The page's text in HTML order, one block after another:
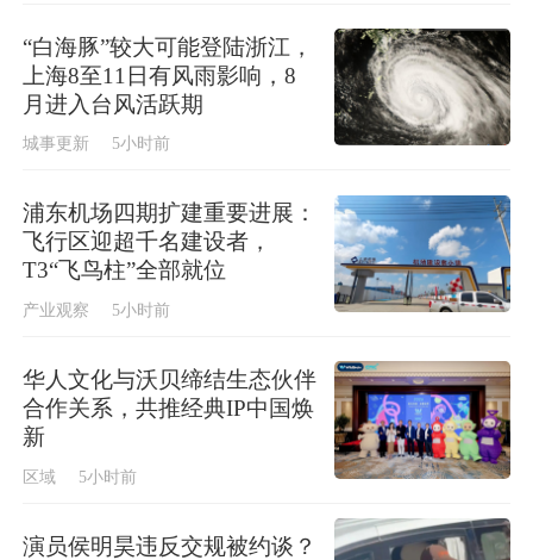
“白海豚”较大可能登陆浙江，
上海8至11日有风雨影响，8
月进入台风活跃期
城事更新 5小时前
浦东机场四期扩建重要进展：
飞行区迎超千名建设者，
T3“飞鸟柱”全部就位
产业观察 5小时前
华人文化与沃贝缔结生态伙伴
合作关系，共推经典IP中国焕
新
区域 5小时前
演员侯明昊违反交规被约谈？